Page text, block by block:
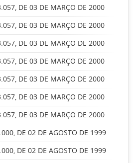
DE 03 DE MARÇO DE 2000
DE 03 DE MARÇO DE 2000
DE 03 DE MARÇO DE 2000
DE 03 DE MARÇO DE 2000
DE 03 DE MARÇO DE 2000
DE 03 DE MARÇO DE 2000
DE 03 DE MARÇO DE 2000
DE 02 DE AGOSTO DE 1999
DE 02 DE AGOSTO DE 1999